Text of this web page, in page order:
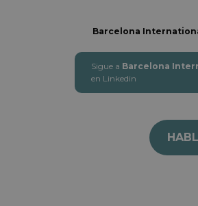
Barcelona
Sigue a Barcelona
en Linkedin